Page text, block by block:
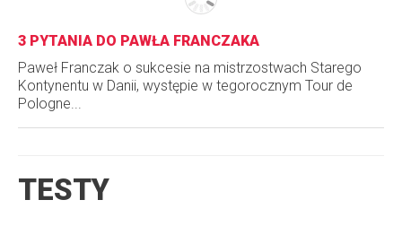
3 PYTANIA DO PAWŁA FRANCZAKA
Paweł Franczak o sukcesie na mistrzostwach Starego
Kontynentu w Danii, występie w tegorocznym Tour de
Pologne...
TESTY